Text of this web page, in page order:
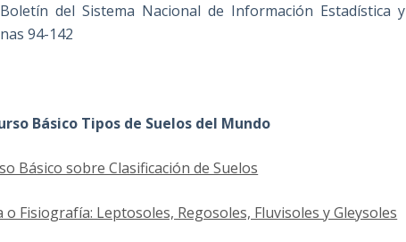
del Sistema Nacional de Información Estadística y
94-142
Básico Tipos de Suelos del Mundo
Básico sobre Clasificación de Suelos
Fisiografía: Leptosoles, Regosoles, Fluvisoles y Gleysoles